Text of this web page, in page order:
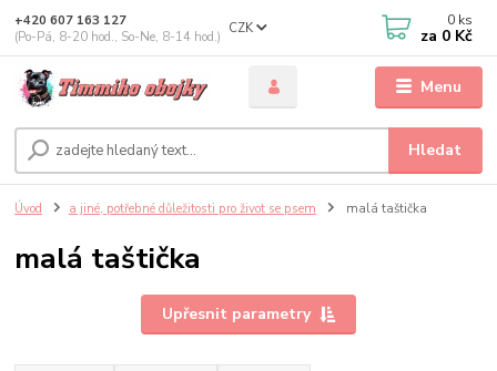
Menu
CZK
Hledat
+420 607 163 127
(Po-Pá, 8-20 hod., So-Ne, 8-14 hod.)
0 ks
za 0 Kč
Úvod a jiné, potřebné důležitosti pro život se psem malá taštička
malá taštička
Upřesnit parametry